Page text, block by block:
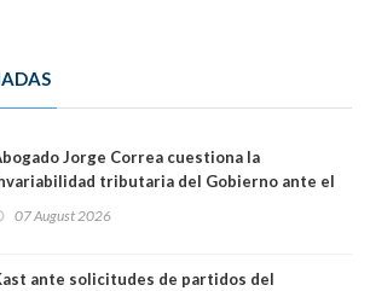
Jorge Correa cuestiona la
tributaria del Gobierno ante el
democracia” y "defendemos la alternancia en el
07 August 2026
ante solicitudes de partidos del